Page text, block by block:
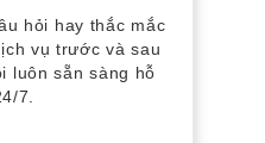
hỏi hay thắc mắc
vụ trước và sau
luôn sẵn sàng hỗ
7.